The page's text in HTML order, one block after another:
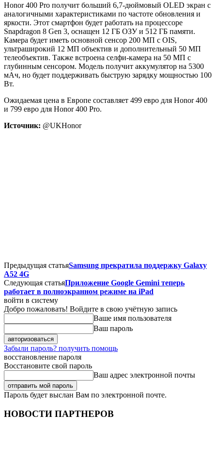
Honor 400 Pro получит больший 6,7-дюймовый OLED экран с
аналогичными характеристиками по частоте обновления и
яркости. Этот смартфон будет работать на процессоре
Snapdragon 8 Gen 3, оснащен 12 ГБ ОЗУ и 512 ГБ памяти.
Камера будет иметь основной сенсор 200 МП с OIS,
ультраширокий 12 МП объектив и дополнительный 50 МП
телеобъектив. Также встроена селфи-камера на 50 МП с
глубинным сенсором. Модель получит аккумулятор на 5300
мАч, но будет поддерживать быструю зарядку мощностью 100
Вт.
Ожидаемая цена в Европе составляет 499 евро для Honor 400
и 799 евро для Honor 400 Pro.
Источник: @UKHonor
Предыдущая статьяSamsung прекратила поддержку Galaxy
A52 4G
Следующая статьяПриложение Google Gemini теперь
работает в полноэкранном режиме на iPad
войти в систему
Добро пожаловать! Войдите в свою учётную запись
Ваше имя пользователя
Ваш пароль
Забыли пароль? получить помощь
восстановление пароля
Восстановите свой пароль
Ваш адрес электронной почты
Пароль будет выслан Вам по электронной почте.
НОВОСТИ ПАРТНЕРОВ